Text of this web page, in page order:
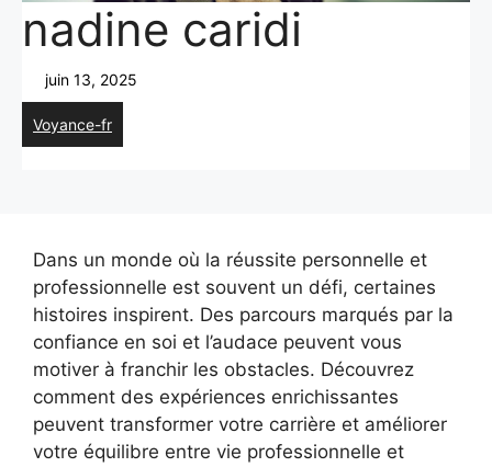
nadine caridi
juin 13, 2025
Voyance-fr
Dans un monde où la réussite personnelle et
professionnelle est souvent un défi, certaines
histoires inspirent. Des parcours marqués par la
confiance en soi et l’audace peuvent vous
motiver à franchir les obstacles. Découvrez
comment des expériences enrichissantes
peuvent transformer votre carrière et améliorer
votre équilibre entre vie professionnelle et